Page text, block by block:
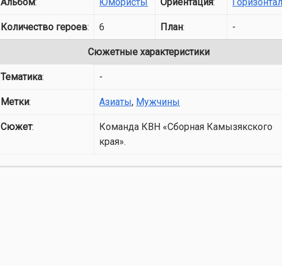
Количество героев: 6 План: -
Сюжетные характеристики
Тематика: -
Метки: Азиаты, Мужчины
Сюжет:
Команда КВН «Сборная Камызякского
края».